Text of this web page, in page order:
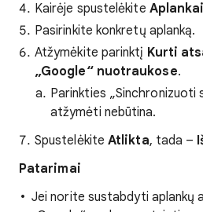
Kairėje spustelėkite
Pasirinkite konkretų aplanką.
Atžymėkite parinktį Kurti
„Google“ nuotraukose.
Parinkties „Sinchronizuoti
atžymėti nebūtina.
SpustelėkiteAtlikta, tada –
Patarimai
Jei norite sustabdyti aplankų